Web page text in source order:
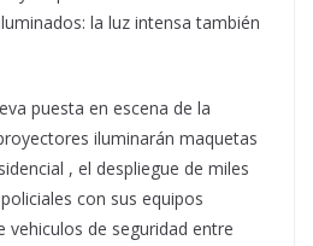
la luz intensa también
puesta en escena de la
iluminarán maquetas
, el despliegue de miles
con sus equipos
vehiculos de seguridad entre